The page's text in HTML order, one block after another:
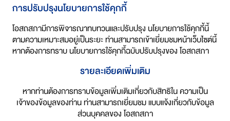
การปรับปรุงนโยบายการใช้คุกกี้
โอสถสภามีการพิจารณาทบทวนและปรับปรุง นโยบายการใช้คุกกี้นี้
ตามความเหมาะสมอยู่เป็นระยะ ท่านสามารถเข้าเยี่ยมชมหน้าเว็บไซต์นี้
หากต้องการทราบ นโยบายการใช้คุกกี้ฉบับปรับปรุงของโอสถสภา
รายละเอียดเพิ่มเติม
หากท่านต้องการทราบข้อมูลเพิ่มเติมเกี่ยวกับสิทธิใน ความเป็น
เจ้าของข้อมูลของท่าน ท่านสามารถเยี่ยมชม แบบแจ้งเกี่ยวกับข้อมูล
ส่วนบุคคลของ โอสถสภา